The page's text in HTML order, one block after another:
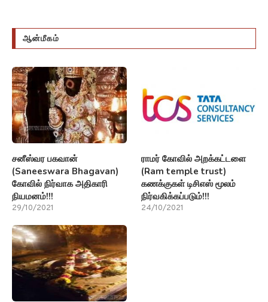
ஆன்மீகம்
சனீஸ்வர பகவான்
(Saneeswara Bhagavan)
கோவில் நிர்வாக அதிகாரி
நியமனம்!!!
29/10/2021
ராமர் கோவில் அறக்கட்டளை
(Ram temple trust)
கணக்குகள் டிசிஎஸ் மூலம்
நிர்வகிக்கப்படும்!!!
24/10/2021